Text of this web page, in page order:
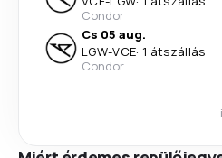
Condor
Cs 05 aug.
LGW-VCE· 1 átszállás
Condor